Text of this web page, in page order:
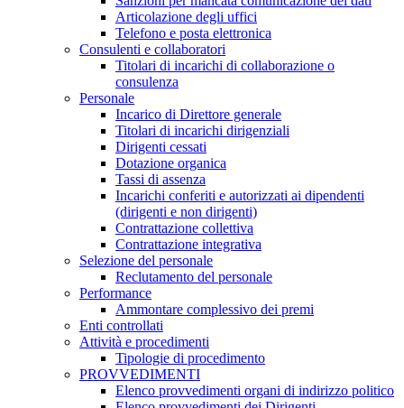
Articolazione degli uffici
Telefono e posta elettronica
Consulenti e collaboratori
Titolari di incarichi di collaborazione o
consulenza
Personale
Incarico di Direttore generale
Titolari di incarichi dirigenziali
Dirigenti cessati
Dotazione organica
Tassi di assenza
Incarichi conferiti e autorizzati ai dipendenti
(dirigenti e non dirigenti)
Contrattazione collettiva
Contrattazione integrativa
Selezione del personale
Reclutamento del personale
Performance
Ammontare complessivo dei premi
Enti controllati
Attività e procedimenti
Tipologie di procedimento
PROVVEDIMENTI
Elenco provvedimenti organi di indirizzo politico